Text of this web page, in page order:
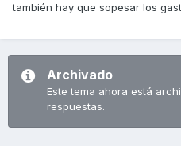
también hay que sopesar los
Archivado
Este tema ahora está
respuestas.